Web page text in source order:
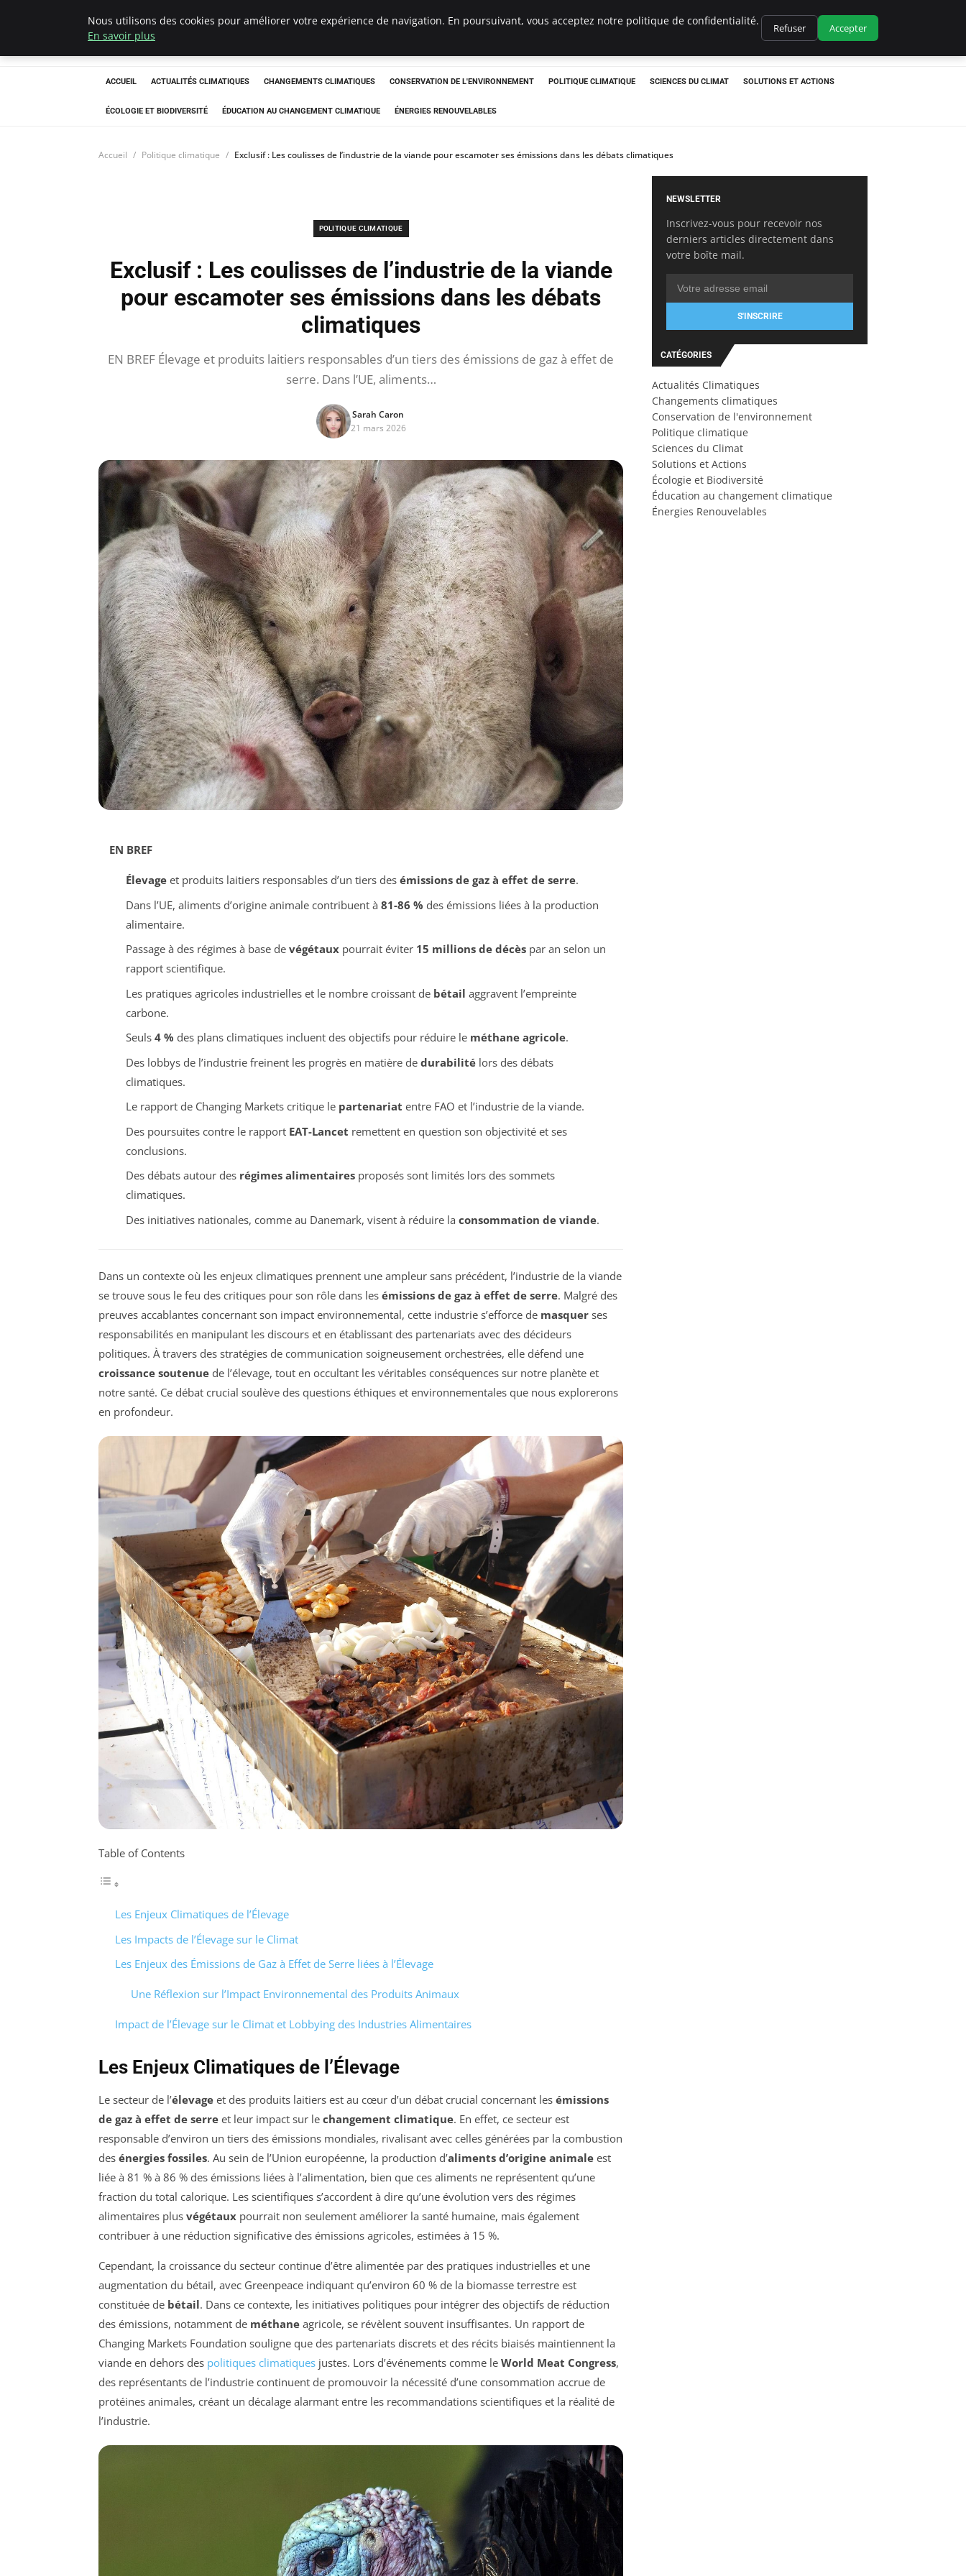
Climatedebtagents
ACCUEIL ACTUALITÉS CLIMATIQUES CHANGEMENTS CLIMATIQUES CONSERVATION DE L'ENVIRONNEMENT POLITIQUE CLIMATIQUE SCIENCES DU CLIMAT SOLUTIONS ET ACTIONS
ÉCOLOGIE ET BIODIVERSITÉ ÉDUCATION AU CHANGEMENT CLIMATIQUE ÉNERGIES RENOUVELABLES
Accueil Politique climatique Exclusif : Les coulisses de l’industrie de la viande pour escamoter ses émissions dans les débats climatiques
POLITIQUE CLIMATIQUE
Exclusif : Les coulisses de l’industrie de la viande
pour escamoter ses émissions dans les débats
climatiques
EN BREF Élevage et produits laitiers responsables d’un tiers des émissions de gaz à effet de
serre. Dans l’UE, aliments…
Sarah Caron
21 mars 2026
EN BREF
Élevageet produits laitiers responsables d’un tiers des émissions de gaz à effet de serre.
Dans l’UE, aliments d’origine animale contribuent à 81-86 % des émissions liées à la production
alimentaire.
Passage à des régimes à base de végétauxpourrait éviter 15 millions de décèspar an selon un
rapport scientifique.
Les pratiques agricoles industrielles et le nombre croissant de bétail aggravent l’empreinte
carbone.
Seuls 4 % des plans climatiques incluent des objectifs pour réduire le méthane agricole.
Des lobbys de l’industrie freinent les progrès en matière de durabilitélors des débats
climatiques.
Le rapport de Changing Markets critique le partenariat entre FAO et l’industrie de la viande.
Des poursuites contre le rapport EAT-Lancet remettent en question son objectivité et ses
conclusions.
Des débats autour des régimes alimentairesproposés sont limités lors des sommets
climatiques.
Des initiatives nationales, comme au Danemark, visent à réduire la consommation de viande.
Dans un contexte où les enjeux climatiques prennent une ampleur sans précédent, l’industrie de la viande
se trouve sous le feu des critiques pour son rôle dans les émissions de gaz à effet de serre. Malgré des
preuves accablantes concernant son impact environnemental, cette industrie s’efforce de masquer ses
responsabilités en manipulant les discours et en établissant des partenariats avec des décideurs
politiques. À travers des stratégies de communication soigneusement orchestrées, elle défend une
croissance soutenue de l’élevage, tout en occultant les véritables conséquences sur notre planète et
notre santé. Ce débat crucial soulève des questions éthiques et environnementales que nous explorerons
en profondeur.
Table of Contents
Les Enjeux Climatiques de l’Élevage
Les Impacts de l’Élevage sur le Climat
Les Enjeux des Émissions de Gaz à Effet de Serre liées à l’Élevage
Une Réflexion sur l’Impact Environnemental des Produits Animaux
Impact de l’Élevage sur le Climat et Lobbying des Industries Alimentaires
Les Enjeux Climatiques de l’Élevage
Le secteur de l’élevage et des produits laitiers est au cœur d’un débat crucial concernant les émissions
de gaz à effet de serre et leur impact sur le changement climatique. En effet, ce secteur est
responsable d’environ un tiers des émissions mondiales, rivalisant avec celles générées par la combustion
des énergies fossiles. Au sein de l’Union européenne, la production d’aliments d’origine animale est
liée à 81 % à 86 % des émissions liées à l’alimentation, bien que ces aliments ne représentent qu’une
fraction du total calorique. Les scientifiques s’accordent à dire qu’une évolution vers des régimes
alimentaires plus végétaux pourrait non seulement améliorer la santé humaine, mais également
contribuer à une réduction significative des émissions agricoles, estimées à 15 %.
Cependant, la croissance du secteur continue d’être alimentée par des pratiques industrielles et une
augmentation du bétail, avec Greenpeace indiquant qu’environ 60 % de la biomasse terrestre est
constituée de bétail. Dans ce contexte, les initiatives politiques pour intégrer des objectifs de réduction
des émissions, notamment de méthane agricole, se révèlent souvent insuffisantes. Un rapport de
Changing Markets Foundation souligne que des partenariats discrets et des récits biaisés maintiennent la
viande en dehors des politiques climatiques justes. Lors d’événements comme le World Meat Congress,
des représentants de l’industrie continuent de promouvoir la nécessité d’une consommation accrue de
protéines animales, créant un décalage alarmant entre les recommandations scientifiques et la réalité de
l’industrie.
NEWSLETTER
Inscrivez-vous pour recevoir nos
derniers articles directement dans
votre boîte mail.
S'INSCRIRE
CATÉGORIES
Actualités Climatiques
Changements climatiques
Conservation de l'environnement
Politique climatique
Sciences du Climat
Solutions et Actions
Écologie et Biodiversité
Éducation au changement climatique
Énergies Renouvelables
Nous utilisons des cookies pour améliorer votre expérience de navigation. En poursuivant, vous acceptez notre politique de confidentialité.
En savoir plus
Refuser Accepter